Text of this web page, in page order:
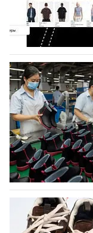
Гуанчжоу,
объединяющей
07.08.2026 651
На платформе
условия
Российский
раздел для
дизайнерских
Бренды также
06.08.2026 832
Объем
2025 году